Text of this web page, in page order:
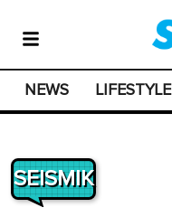
NEWS LIFESTYLE
SEISMIK